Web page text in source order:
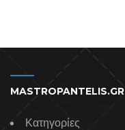
MASTROPANTELIS.GR
Κατηγορίες